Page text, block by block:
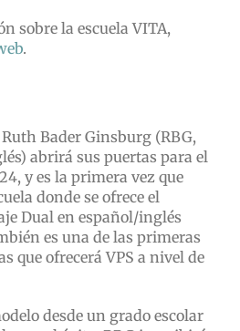
sobre la escuela VITA,
.
Bader Ginsburg (RBG,
abrirá sus puertas para el
y es la primera vez que
donde se ofrece el
Dual en español/inglés
es una de las primeras
que ofrecerá VPS a nivel de
desde un grado escolar